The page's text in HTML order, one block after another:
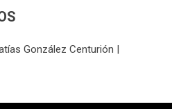
González Centurión |